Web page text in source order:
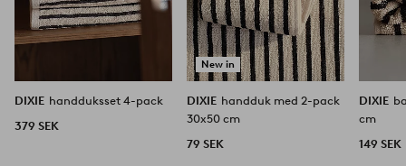
DIXIE handduksset 4-pack
379 SEK
New in
DIXIE handduk med 2-pack
30x50 cm
79 SEK
DIXIE
cm
149 SEK